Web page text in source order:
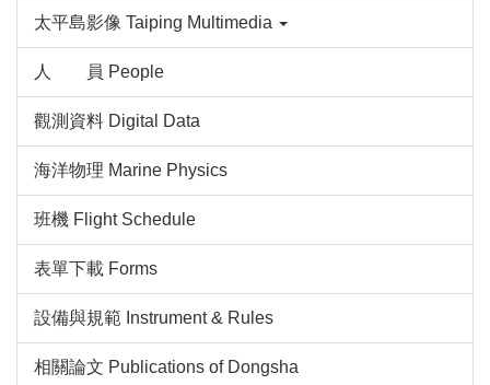
太平島影像 Taiping Multimedia
人 員 People
觀測資料 Digital Data
海洋物理 Marine Physics
班機 Flight Schedule
表單下載 Forms
設備與規範 Instrument & Rules
相關論文 Publications of Dongsha